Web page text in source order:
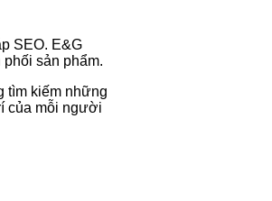
SEO. E&G
sản phẩm.
tìm kiếm những
của mỗi người